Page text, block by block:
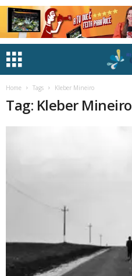
Home Tags Kleber Mineiro
Tag: Kleber Mineiro